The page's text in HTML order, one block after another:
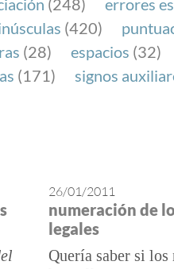
(248)
errores
(420)
(28) espacios (32)
(171)
signos
26/01/2011
numeración de
legales
Quería saber si los